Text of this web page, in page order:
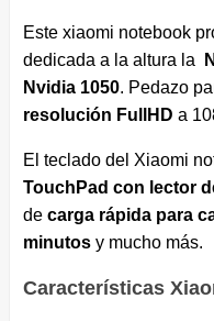
Este xiaomi notebook
dedicada a la altura la
Nvidia 1050. Pedazo
resolución FullHD a
El teclado del Xiaomi
TouchPad con lector
decarga rápida para
minutosy mucho más.
Características